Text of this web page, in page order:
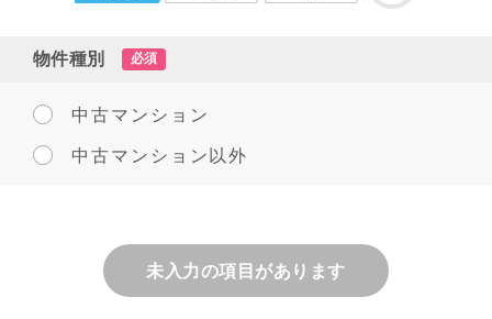
物件種別 必須
中古マンション
中古マンション以外
未入力の項目があります